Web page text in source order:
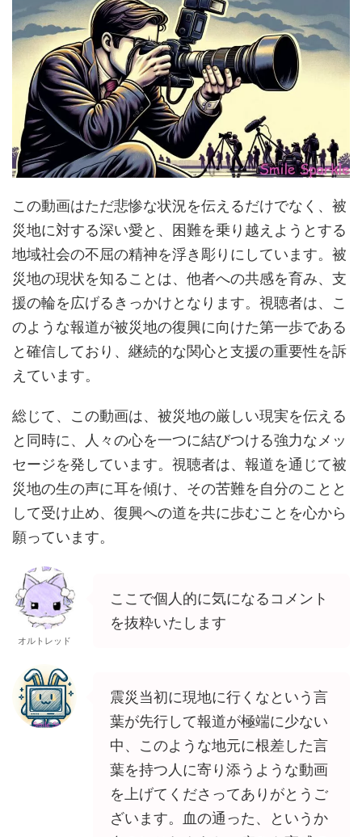
この動画はただ悲惨な状況を伝えるだけでなく、被
災地に対する深い愛と、困難を乗り越えようとする
地域社会の不屈の精神を浮き彫りにしています。被
災地の現状を知ることは、他者への共感を育み、支
援の輪を広げるきっかけとなります。視聴者は、こ
のような報道が被災地の復興に向けた第一歩である
と確信しており、継続的な関心と支援の重要性を訴
えています。
総じて、この動画は、被災地の厳しい現実を伝える
と同時に、人々の心を一つに結びつける強力なメッ
セージを発しています。視聴者は、報道を通じて被
災地の生の声に耳を傾け、その苦難を自分のことと
して受け止め、復興への道を共に歩むことを心から
願っています。
オルトレッド
ここで個人的に気になるコメント
を抜粋いたします
震災当初に現地に行くなという言
葉が先行して報道が極端に少ない
中、このような地元に根差した言
葉を持つ人に寄り添うような動画
を上げてくださってありがとうご
ざいます。血の通った、というか